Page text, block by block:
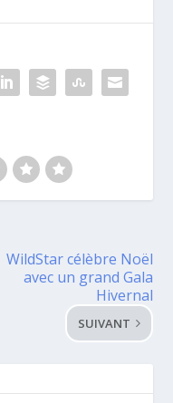
WildStar célèbre Noël
avec un grand Gala
Hivernal
SUIVANT